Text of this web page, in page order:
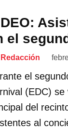
el
Redacción
el
(EDC)
del
al